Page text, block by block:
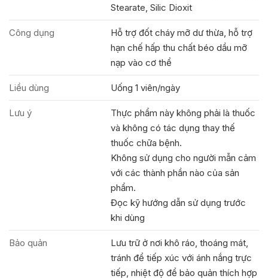
Stearate, Silic Dioxit
Công dụng
Hỗ trợ đốt cháy mỡ dư thừa, hỗ trợ
hạn chế hấp thu chất béo dầu mỡ
nạp vào cơ thể
Liều dùng Uống 1 viên/ngày
Lưu ý
Thực phẩm này không phải là thuốc
và không có tác dụng thay thế
thuốc chữa bệnh.
Không sử dụng cho người mẫn cảm
với các thành phần nào của sản
phẩm.
Đọc kỹ hướng dẫn sử dụng trước
khi dùng
Bảo quản
Lưu trữ ở nơi khô ráo, thoáng mát,
tránh để tiếp xúc với ánh nắng trực
tiếp, nhiệt độ để bảo quản thích hợp